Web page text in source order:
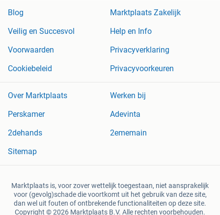
Blog
Marktplaats Zakelijk
Veilig en Succesvol
Help en Info
Voorwaarden
Privacyverklaring
Cookiebeleid
Privacyvoorkeuren
Over Marktplaats
Werken bij
Perskamer
Adevinta
2dehands
2ememain
Sitemap
Marktplaats is, voor zover wettelijk toegestaan, niet aansprakelijk
voor (gevolg)schade die voortkomt uit het gebruik van deze site,
dan wel uit fouten of ontbrekende functionaliteiten op deze site.
Copyright © 2026 Marktplaats B.V. Alle rechten voorbehouden.